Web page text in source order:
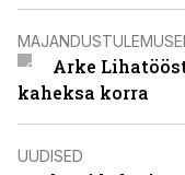
Arke
kaheksa korra
UUDISED